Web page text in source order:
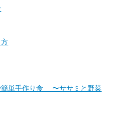
方
簡単手作り食 〜ササミと野菜